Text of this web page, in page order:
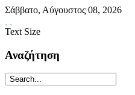
Σάββατο, Αύγουστος 08, 2026
Text Size
Αναζήτηση